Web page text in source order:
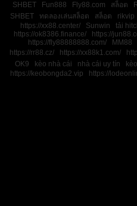
SHBET
Fun888 Fly88.com สล็อต
SHBET
ทดลองเล่นสล็อต สล็อต rikvip
https://xx88.center/
Sunwin tải
https://ok8386.finance/
https://
https://fly88888888.com/
MM88
https://rr88.cz/
https://xx88k1.com/
OK9
kèo nhà cái nhà cái uy tín
https://keobongda2.vip
https://